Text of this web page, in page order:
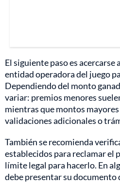
El siguiente paso es
entidad operadora del juego
Dependiendo del monto
variar: premios menores
mientras que montos
validaciones adicionales o
También se recomienda
establecidos para reclamar el
límite legal para hacerlo. En
debe presentar su documento